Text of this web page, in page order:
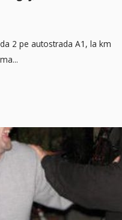
2 pe autostrada A1, la km